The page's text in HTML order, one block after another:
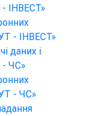
ІНВЕСТ»
- ІНВЕСТ»
даних і
- ЧС»
- ЧС»